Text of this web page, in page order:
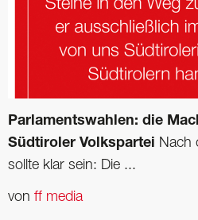
Parlamentswahlen: die
Südtiroler Volkspartei Nach
sollte klar sein: Die ...
von ff media